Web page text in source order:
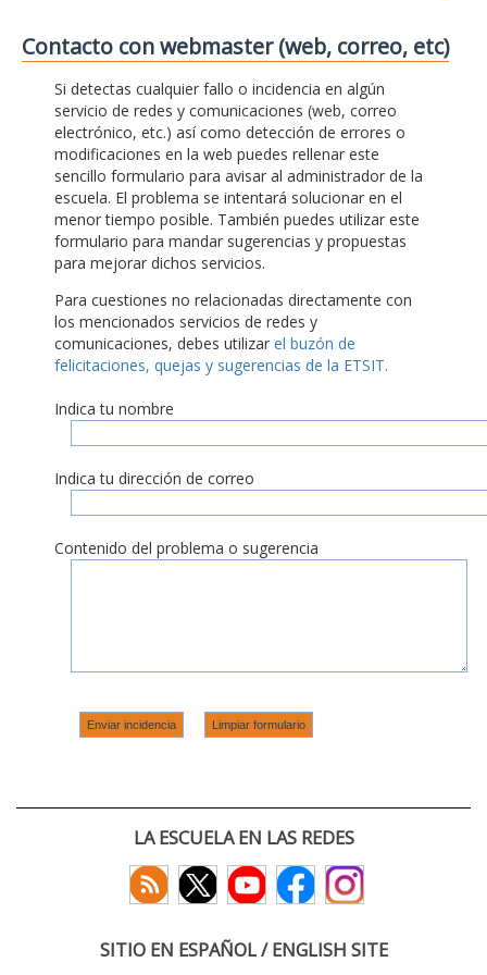
Contacto con webmaster (web, correo, etc)
Si detectas cualquier fallo o incidencia en algún
servicio de redes y comunicaciones (web, correo
electrónico, etc.) así como detección de errores o
modificaciones en la web puedes rellenar este
sencillo formulario para avisar al administrador de la
escuela. El problema se intentará solucionar en el
menor tiempo posible. También puedes utilizar este
formulario para mandar sugerencias y propuestas
para mejorar dichos servicios.
Para cuestiones no relacionadas directamente con
los mencionados servicios de redes y
comunicaciones, debes utilizar el buzón de
felicitaciones, quejas y sugerencias de la ETSIT.
Indica tu nombre
Indica tu dirección de correo
Contenido del problema o sugerencia
LA ESCUELA EN LAS REDES
SITIO EN ESPAÑOL / ENGLISH SITE